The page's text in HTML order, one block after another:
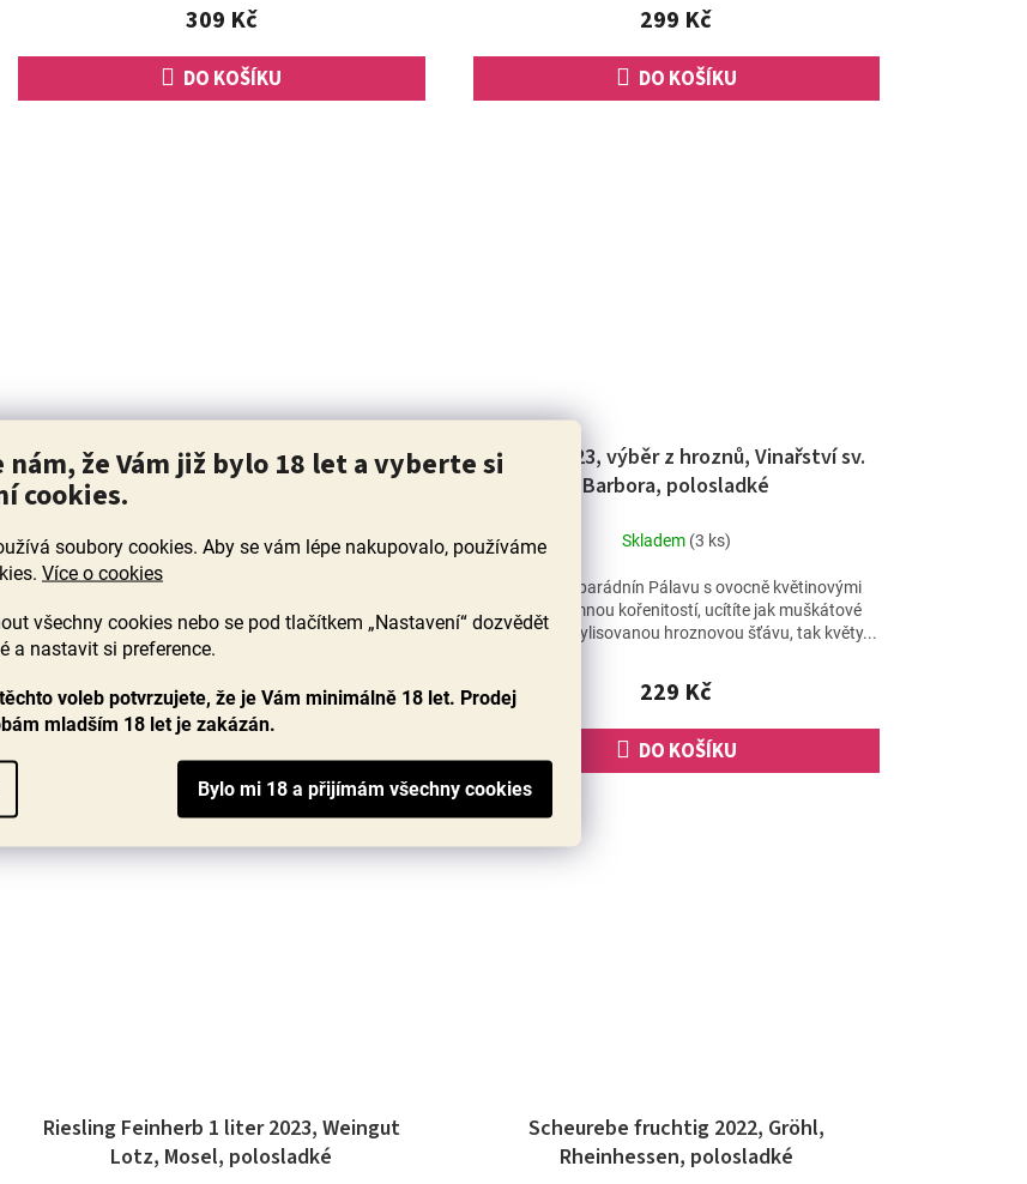
že Vám již bylo 18 let a vyberte si
cookies.
soubory cookies. Aby se vám lépe nakupovalo, používáme
Více o cookies
všechny cookies nebo se pod tlačítkem „Nastavení“ dozvědět
a nastavit si preference.
voleb potvrzujete, že je Vám minimálně 18 let. Prodej
mladším 18 let je zakázán.
309 Kč
DO KOŠÍKU
299 Kč
DO KOŠÍKU
Tramín červený 2025, výběr z hroznů,
Piálek & Jäger, polosladký
Skladem(14 ks)
299 Kč
Opulentní Tramín plný aroma medu, rozinek, objevují se
je přítomnost svěží kyselinky, která...
Pálava 2023, výběr z hroznů, Vinařství sv.
Barbora, polosladké
Skladem (3 ks)
229 Kč
DO KOŠÍKU
Těšte se na parádnín Pálavu s ovocně květinovými
tóny a příjemnou kořenitostí, ucítíte jak muškátové
tóny, čerstvě vylisovanou hroznovou šťávu, tak květy...
Riesling Feinherb 1 liter 2023, Weingut
Lotz, Mosel, polosladké
Scheurebe fruchtig 2022, Gröhl,
Rheinhessen, polosladké